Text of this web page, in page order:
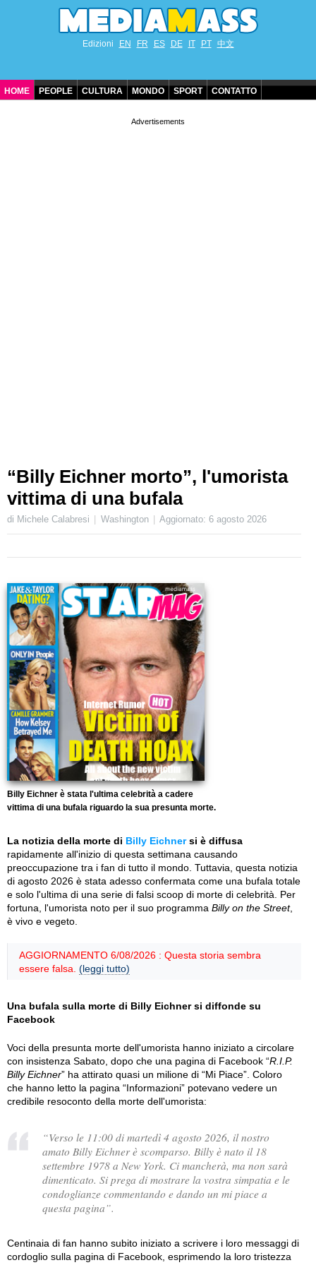
Edizioni EN FR ES DE IT PT 中文
HOME PEOPLE CULTURA MONDO SPORT CONTATTO
“Billy Eichner morto”, l'umorista
vittima di una bufala
di Michele Calabresi Washington Aggiornato:6 agosto 2026
Billy Eichner è stata l'ultima celebrità a cadere
vittima di una bufala riguardo la sua presunta morte.
La notizia della morte di Billy Eichnersi è diffusa
rapidamente all'inizio di questa settimana causando
preoccupazione tra i fan di tutto il mondo. Tuttavia, questa notizia
di agosto 2026 è stata adesso confermata come una bufala totale
e solo l'ultima di una serie di falsi scoop di morte di celebrità. Per
fortuna, l'umorista noto per il suo programma Billy on the Street,
è vivo e vegeto.
AGGIORNAMENTO 6/08/2026 : Questa storia sembra
essere falsa. (leggi tutto)
Una bufala sulla morte di Billy Eichner si diffonde su
Facebook
Voci della presunta morte dell'umorista hanno iniziato a circolare
con insistenza Sabato, dopo che una pagina di Facebook “R.I.P.
Billy Eichner” ha attirato quasi un milione di “Mi Piace”. Coloro
che hanno letto la pagina “Informazioni” potevano vedere un
credibile resoconto della morte dell'umorista:
“Verso le 11:00 di martedì 4 agosto 2026, il nostro
amato Billy Eichner è scomparso. Billy è nato il 18
settembre 1978 a New York. Ci mancherà, ma non sarà
dimenticato. Si prega di mostrare la vostra simpatia e le
condoglianze commentando e dando un mi piace a
questa pagina”.
Centinaia di fan hanno subito iniziato a scrivere i loro messaggi di
cordoglio sulla pagina di Facebook, esprimendo la loro tristezza